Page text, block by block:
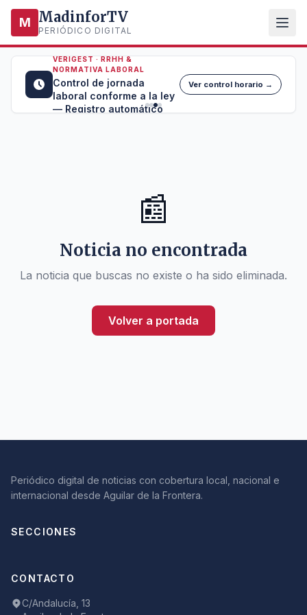
M MadinforTV
PERIÓDICO DIGITAL
VERIGEST · RRHH &
NORMATIVA LABORAL
Control de jornada
laboral conforme a la ley
— Registro automático
Ver control horario →
📰
Noticia no encontrada
La noticia que buscas no existe o ha sido eliminada.
Volver a portada
Periódico digital de noticias con cobertura local, nacional e
internacional desde Aguilar de la Frontera.
SECCIONES
CONTACTO
C/Andalucía, 13